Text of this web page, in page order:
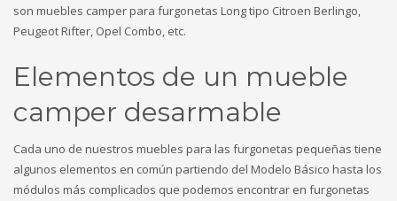
son muebles camper para furgonetas Long tipo Citroen Berlingo,
Peugeot Rifter, Opel Combo, etc.
Elementos de un mueble
camper desarmable
Cada uno de nuestros muebles para las furgonetas pequeñas tiene
algunos elementos en común partiendo del Modelo Básico hasta los
módulos más complicados que podemos encontrar en furgonetas